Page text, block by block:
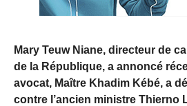
Mary Teuw Niane, directeur de
de la République, a annoncé
avocat, Maître Khadim Kébé, a
contre l’ancien ministre Thierno